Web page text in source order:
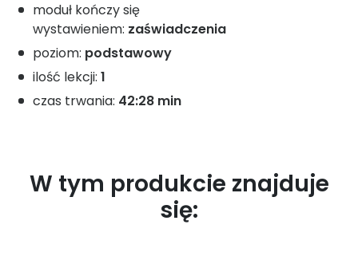
moduł kończy się
wystawieniem: zaświadczenia
poziom: podstawowy
ilość lekcji: 1
czas trwania: 42:28 min
W tym produkcie znajduje
się: